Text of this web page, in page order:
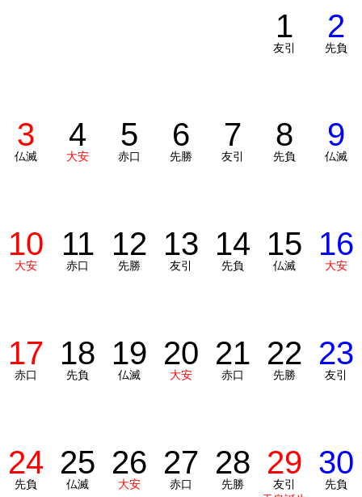
1
友引
2
先負
3
仏滅
4
大安
5
赤口
6
先勝
7
友引
8
先負
9
仏滅
10
大安
11
赤口
12
先勝
13
友引
14
先負
15
仏滅
16
大安
17
赤口
18
先負
19
仏滅
20
大安
21
赤口
22
先勝
23
友引
24
先負
25
仏滅
26
大安
27
赤口
28
先勝
29
友引
30
先負